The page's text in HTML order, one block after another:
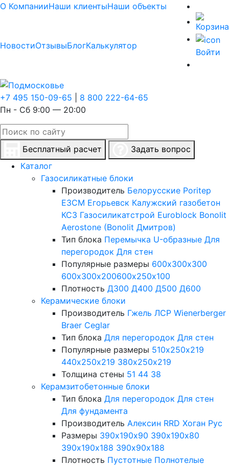
О КомпанииНаши клиентыНаши объекты
НовостиОтзывыБлогКалькулятор
Войти
+7 495 150-09-65
8 800 222-64-65
Пн - Сб 9:00 — 20:00
Бесплатный расчет
Задать вопрос
Каталог
Газосиликатные блоки
Производитель Белорусские Poritep
ЕЗСМ Егорьевск Калужский газобетон
КСЗ Газосиликатстрой Euroblock Bonolit
Aerostone (Bonolit Дмитров)
Тип блока Перемычка U-образные Для
перегородок Для стен
Популярные размеры 600х300х300
600х300х200600х250х100
Плотность Д300 Д400 Д500 Д600
Керамические блоки
Производитель Гжель ЛСР Wienerberger
Braer Ceglar
Тип блока Для перегородок Для стен
Популярные размеры 510х250х219
440х250х219 380х250х219
Толщина стены 51 44 38
Керамзитобетонные блоки
Тип блока Для перегородок Для стен
Для фундамента
Производитель Алексин RRD Хоган Рус
Размеры 390х190х90 390х190х80
390х190х188 390х90х188
Плотность Пустотные Полнотелые